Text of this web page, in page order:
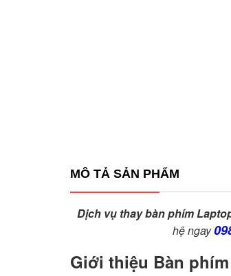
MÔ TẢ SẢN PHẨM
Dịch vụ thay bàn phím
hệ ngay
Giới thiệu Bàn